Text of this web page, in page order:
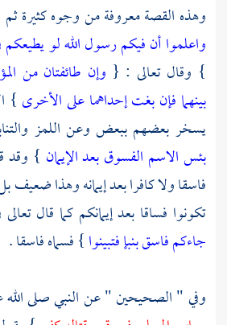
وهذه القصة معروفة من وجوه كثيرة ثم
واعلموا أن فيكم رسول الله لو يطيعكم
} وقال تعالى : { وإن طائفتان من
بينهما فإن بغت إحداهما على الأخرى }
يسخر بعضهم ببعض وعن اللمز
بئس الاسم الفسوق بعد الإيمان } وقد
فاسقا ولا كافرا بعد إيمانه وهذا ضعيف
تكونوا فساقا بعد إيمانكم كما قال
جاءكم فاسق بنبإ فتبينوا} فسماه فاسقا .
وفي " الصحيحين " عن النبي صلى الله